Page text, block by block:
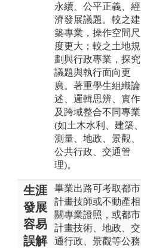
永續、公平正義、經
濟發展議題。較之建
築專業，操作空間尺
度更大；較之土地規
劃與行政專業，探究
議題與執行面向更
廣。著重學生組織論
述、邏輯思辨、實作
及跨域整合不同專業
(如土木水利、建築、
測量、地政、景觀、
公共行政、交通管
理)。
生涯
發展
容易
誤解
畢業出路可考取都市
計畫技師或不動產相
關專業證照，或都市
計畫技術、地政、交
通行政、景觀等公務